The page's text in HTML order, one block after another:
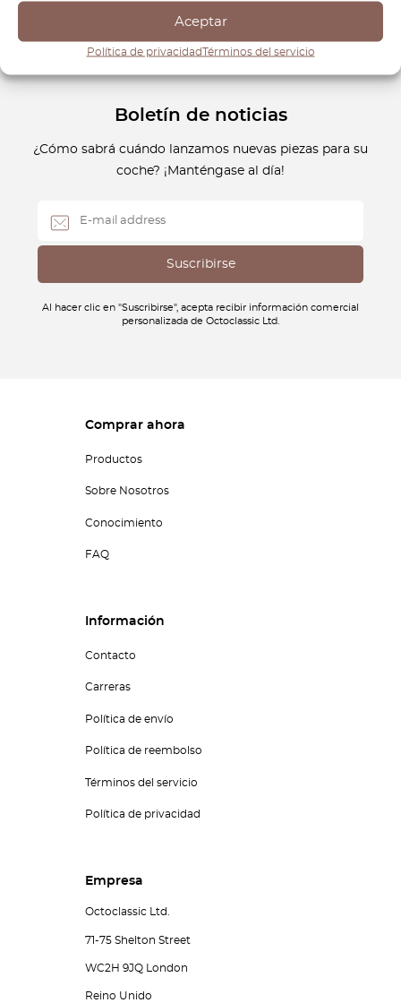
Aceptar
Política de privacidadTérminos del servicio
Boletín de noticias
¿Cómo sabrá cuándo lanzamos nuevas piezas para su
coche? ¡Manténgase al día!
Al hacer clic en "Suscribirse", acepta recibir información comercial
personalizada de Octoclassic Ltd.
Comprar ahora
Productos
Sobre Nosotros
Conocimiento
FAQ
Información
Contacto
Carreras
Política de envío
Política de reembolso
Términos del servicio
Política de privacidad
Empresa
Octoclassic Ltd.
71-75 Shelton Street
WC2H 9JQ London
Reino Unido